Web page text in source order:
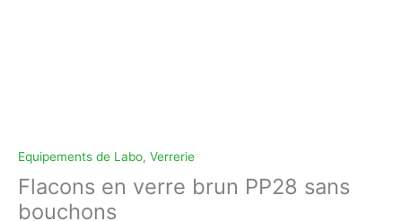
Equipements de Labo, Verrerie
Flacons en verre brun PP28 sans
bouchons